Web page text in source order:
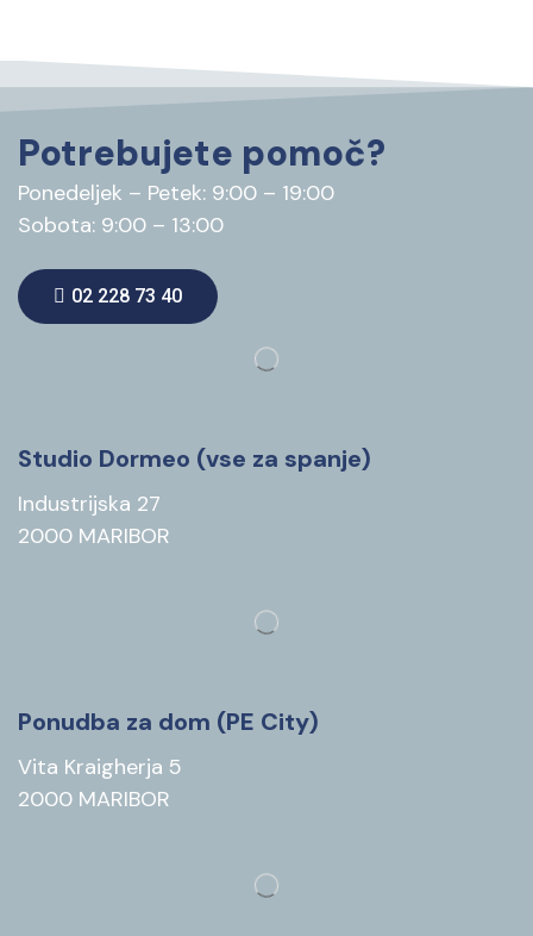
Potrebujete pomoč?
Ponedeljek – Petek: 9:00 – 19:00
Sobota: 9:00 – 13:00
02 228 73 40
Studio Dormeo (vse za spanje)
Industrijska 27
2000 MARIBOR
Ponudba za dom (PE City)
Vita Kraigherja 5
2000 MARIBOR